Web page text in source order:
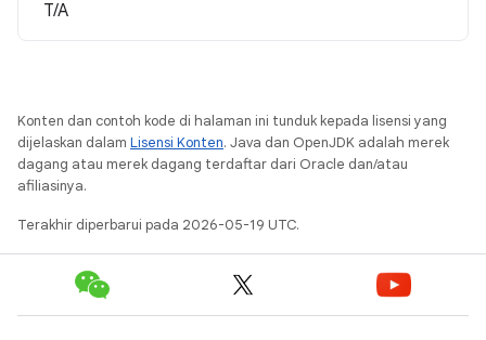
T/A
Konten dan contoh kode di halaman ini tunduk kepada lisensi yang
dijelaskan dalam Lisensi Konten. Java dan OpenJDK adalah merek
dagang atau merek dagang terdaftar dari Oracle dan/atau
afiliasinya.
Terakhir diperbarui pada 2026-05-19 UTC.